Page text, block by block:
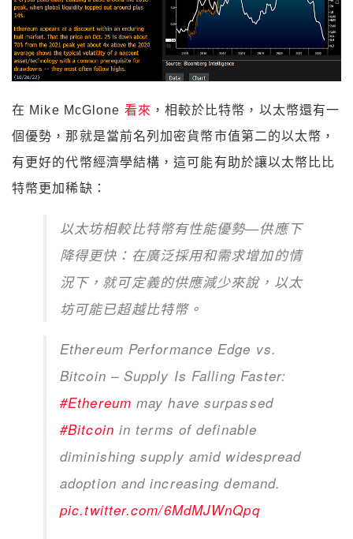
在 Mike McGlone 看來 ，相較於比特幣，以太幣還有一
個優勢，那就是當前名列加密貨幣市值第二的以太幣，
有更好的代幣經濟學結構，這可能有助於讓以太幣比比
特幣更加稀缺：
以太坊相較比特幣有性能優勢—供應下
降得更快：在廣泛採用和需求增加的情
況下，就可定義的供應減少來說，以太
坊可能已超越比特幣。
Ethereum Performance Edge vs.
Bitcoin – Supply Is Falling Faster:
#Ethereum may have surpassed
#Bitcoin in terms of definable
diminishing supply amid widespread
adoption and increasing demand.
pic.twitter.com/6MdMJWnQpq